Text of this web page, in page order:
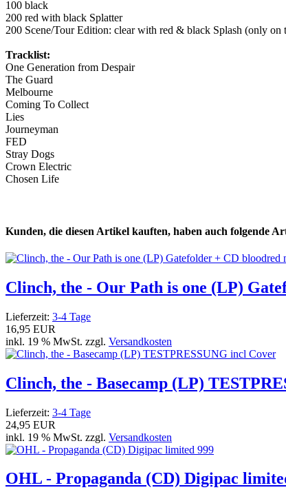
100 black
200 red with black Splatter
200 Scene/Tour Edition: clear with red & black Splash (only
Tracklist:
One Generation from Despair
The Guard
Melbourne
Coming To Collect
Lies
Journeyman
FED
Stray Dogs
Crown Electric
Chosen Life
Kunden, die diesen Artikel kauften, haben auch folgende
Clinch, the - Our Path is one (LP)
Lieferzeit: 3-4 Tage
16,95 EUR
inkl. 19 % MwSt. zzgl. Versandkosten
Clinch, the - Basecamp (LP)
Lieferzeit: 3-4 Tage
24,95 EUR
inkl. 19 % MwSt. zzgl. Versandkosten
OHL - Propaganda (CD) Digipac